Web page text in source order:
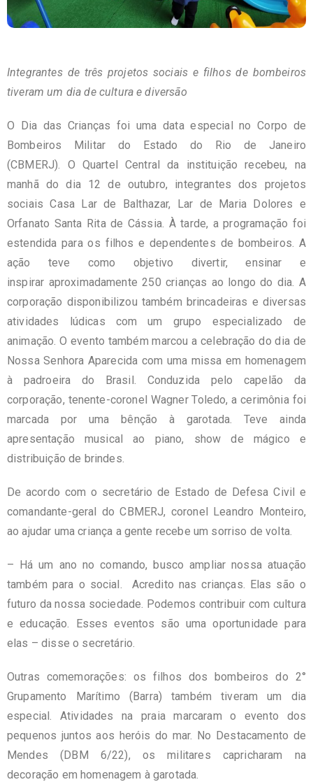
Integrantes de três projetos sociais e filhos de bombeiros
tiveram um dia de cultura e diversão
O Dia das Crianças foi uma data especial no Corpo de
Bombeiros Militar do Estado do Rio de Janeiro
(CBMERJ). O Quartel Central da instituição recebeu, na
manhã do dia 12 de outubro, integrantes dos projetos
sociais Casa Lar de Balthazar, Lar de Maria Dolores e
Orfanato Santa Rita de Cássia. À tarde, a programação foi
estendida para os filhos e dependentes de bombeiros. A
ação teve como objetivo divertir, ensinar e
inspirar aproximadamente 250 crianças ao longo do dia. A
corporação disponibilizou também brincadeiras e diversas
atividades lúdicas com um grupo especializado de
animação. O evento também marcou a celebração do dia de
Nossa Senhora Aparecida com uma missa em homenagem
à padroeira do Brasil. Conduzida pelo capelão da
corporação, tenente-coronel Wagner Toledo, a cerimônia foi
marcada por uma bênção à garotada. Teve ainda
apresentação musical ao piano, show de mágico e
distribuição de brindes.
De acordo com o secretário de Estado de Defesa Civil e
comandante-geral do CBMERJ, coronel Leandro Monteiro,
ao ajudar uma criança a gente recebe um sorriso de volta.
– Há um ano no comando, busco ampliar nossa atuação
também para o social. Acredito nas crianças. Elas são o
futuro da nossa sociedade. Podemos contribuir com cultura
e educação. Esses eventos são uma oportunidade para
elas – disse o secretário.
Outras comemorações: os filhos dos bombeiros do 2°
Grupamento Marítimo (Barra) também tiveram um dia
especial. Atividades na praia marcaram o evento dos
pequenos juntos aos heróis do mar. No Destacamento de
Mendes (DBM 6/22), os militares capricharam na
decoração em homenagem à garotada.